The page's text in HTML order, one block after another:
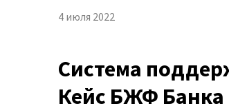
4 июля 2022
Cистема
Кейс БЖФ Банка